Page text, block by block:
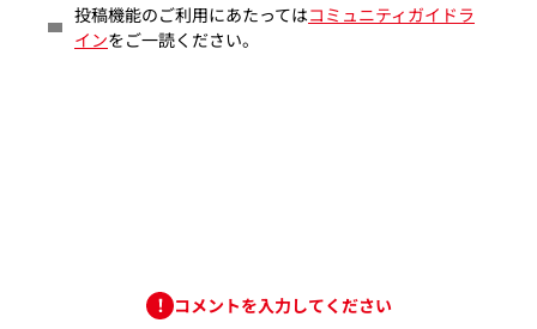
投稿機能のご利用にあたってはコミュニティガイドラ
インをご一読ください。
コメントを入力してください